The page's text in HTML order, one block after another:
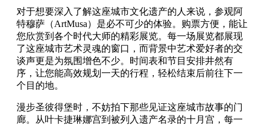
对于想要深入了解这座城市文化遗产的人来说，参观阿
特穆萨（ArtMusa）是必不可少的体验。购票方便，能让
您欣赏到各个时代大师的精彩展览。每一场展览都展现
了这座城市艺术灵魂的窗口，而背景中艺术爱好者的交
谈声更是为氛围增色不少。时间表和节目安排井然有
序，让您能高效规划一天的行程，轻松结束后前往下一
个目的地。
漫步圣彼得堡时，不妨拍下那些见证这座城市故事的门
廊。从叶卡捷琳娜宫到被列入遗产名录的十月宫，每一